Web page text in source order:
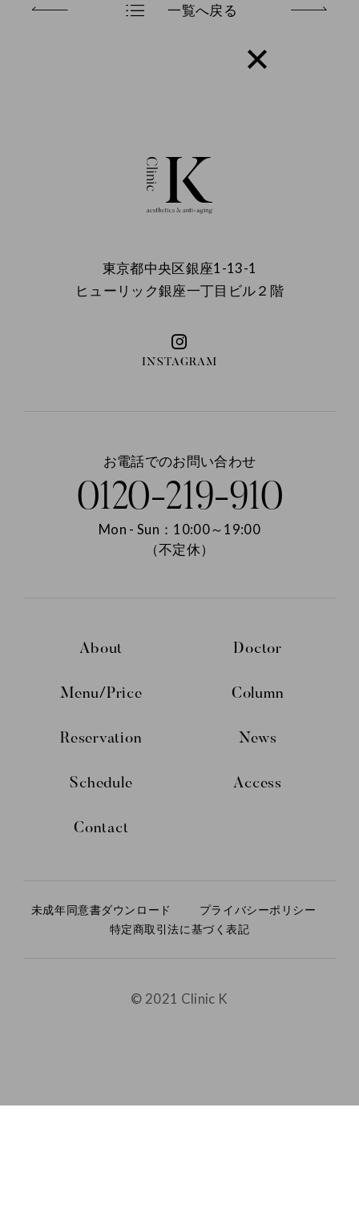
一覧へ戻る
INSTAGRAM
東京都中央区銀座1-13-1
ヒューリック銀座一丁目ビル２階
お電話でのお問い合わせ
0120-219-910
Mon - Sun：10:00～19:00
（不定休）
About Doctor
Menu/Price Column
Reservation News
Schedule Access
Contact
未成年同意書ダウンロード
プライバシーポリシー
特定商取引法に基づく表記
© 2021 Clinic K